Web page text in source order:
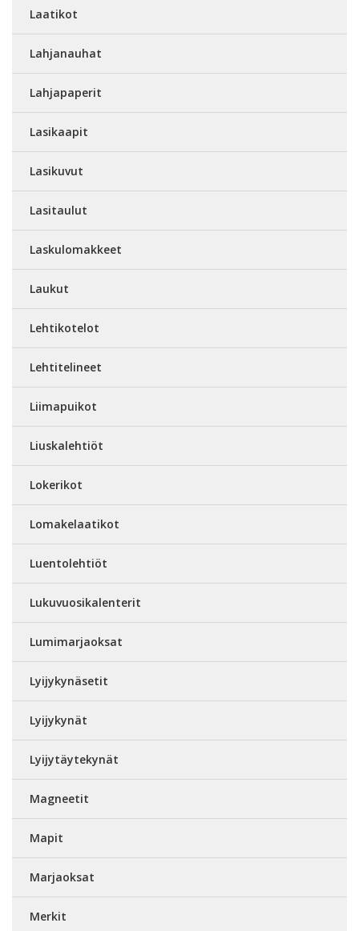
Laatikot
Lahjanauhat
Lahjapaperit
Lasikaapit
Lasikuvut
Lasitaulut
Laskulomakkeet
Laukut
Lehtikotelot
Lehtitelineet
Liimapuikot
Liuskalehtiöt
Lokerikot
Lomakelaatikot
Luentolehtiöt
Lukuvuosikalenterit
Lumimarjaoksat
Lyijykynäsetit
Lyijykynät
Lyijytäytekynät
Magneetit
Mapit
Marjaoksat
Merkit